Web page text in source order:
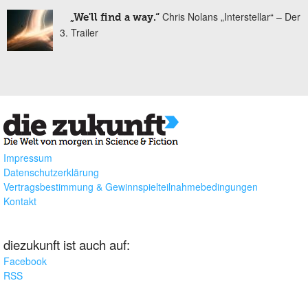
„We'll find a way.“ Chris Nolans „Interstellar“ – Der
3. Trailer
Impressum
Datenschutzerklärung
Vertragsbestimmung & Gewinnspielteilnahmebedingungen
Kontakt
diezukunft ist auch auf:
Facebook
RSS